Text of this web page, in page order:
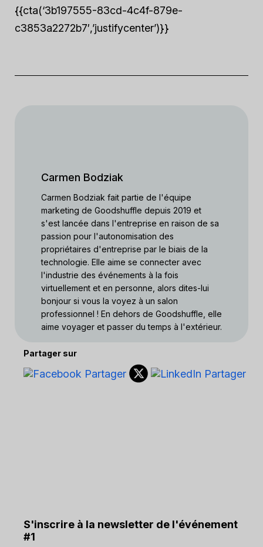
{{cta(‘3b197555-83cd-4c4f-879e-
c3853a2272b7′,’justifycenter’)}}
Carmen Bodziak
Carmen Bodziak fait partie de l'équipe
marketing de Goodshuffle depuis 2019 et
s'est lancée dans l'entreprise en raison de sa
passion pour l'autonomisation des
propriétaires d'entreprise par le biais de la
technologie. Elle aime se connecter avec
l'industrie des événements à la fois
virtuellement et en personne, alors dites-lui
bonjour si vous la voyez à un salon
professionnel ! En dehors de Goodshuffle, elle
aime voyager et passer du temps à l'extérieur.
Partager sur
S'inscrire à la newsletter de l'événement
#1